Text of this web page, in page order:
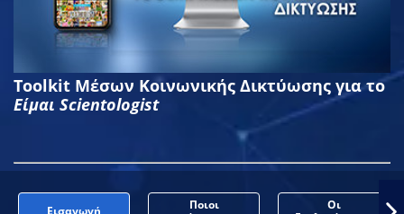
Toolkit Μέσων Κοινωνικής Δικτύωσης για το
Είμαι Scientologist
Ποιοι
Οι